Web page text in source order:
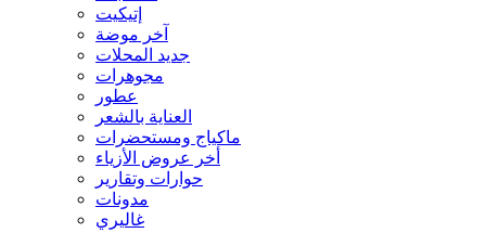
إتيكيت
آخر موضة
جديد المحلات
مجوهرات
عطور
العناية بالشعر
ماكياج ومستحضرات
أخر عروض الأزياء
حوارات وتقارير
مدونات
غاليري